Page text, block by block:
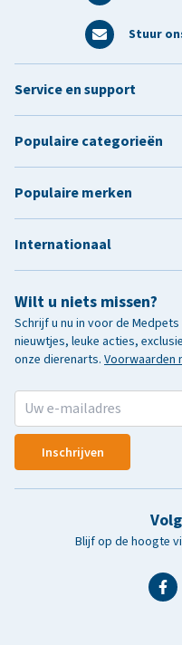
Stuur
Wilt u niets missen?
Schrijf u nu in voor de
nieuwtjes, leuke acties,
onze dierenarts. Voorwaarden
Inschrijven
Blijf op de hoogte
Service en support
Populaire categorieën
Populaire merken
Internationaal